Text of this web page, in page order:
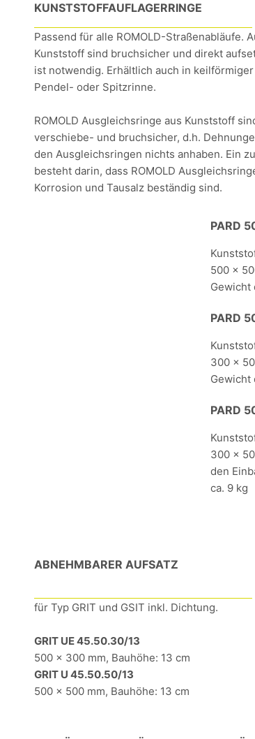
KUNSTSTOFFAUFLAGERRINGE
Passend für alle ROMOLD-Straßenabläufe.
Kunststoff sind bruchsicher und direkt
ist notwendig. Erhältlich auch in
Pendel- oder Spitzrinne.
ROMOLD Ausgleichsringe aus Kunststoff
verschiebe- und bruchsicher, d.h.
den Ausgleichsringen nichts anhaben. Ein
besteht darin, dass ROMOLD
Korrosion und Tausalz beständig sind.
PARD
500 x
Gewicht
PARD
300 x
Gewicht
PARD
300 x
den
ca. 9 kg
ABNEHMBARER AUFSATZ
für Typ GRIT und GSIT inkl. Dichtung.
GRIT UE 45.50.30/13
500 x 300 mm, Bauhöhe: 13 cm
GRIT U 45.50.50/13
500 x 500 mm, Bauhöhe: 13 cm